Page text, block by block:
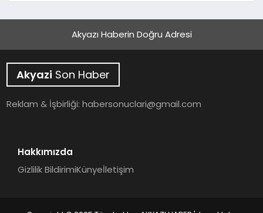
Akyazı Haberin Doğru Adresi
Akyazi Son Haber
Reklam & İşbirliği:habersonuclari@gmail.com
Hakkımızda
Gizlilik BildirimiKünyeİletişim